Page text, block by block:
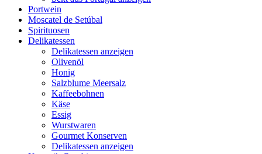
Portwein
Moscatel de Setúbal
Spirituosen
Delikatessen
Delikatessen anzeigen
Olivenöl
Honig
Salzblume Meersalz
Kaffeebohnen
Käse
Essig
Wurstwaren
Gourmet Konserven
Delikatessen anzeigen